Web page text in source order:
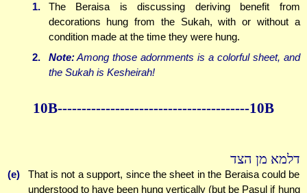
1.
The Beraisa is discussing deriving benefit from
decorations hung from the Sukah, with or without a
condition made at the time they were hung.
2.
Note:Among those adornments is a colorful sheet, and
the Sukah is Kesheirah!
10B----------------------------------------10B
דלמא מן הצד
(e)
That is not a support, since the sheet in the Beraisa could be
understood to have been hung vertically (but be Pasul if hung